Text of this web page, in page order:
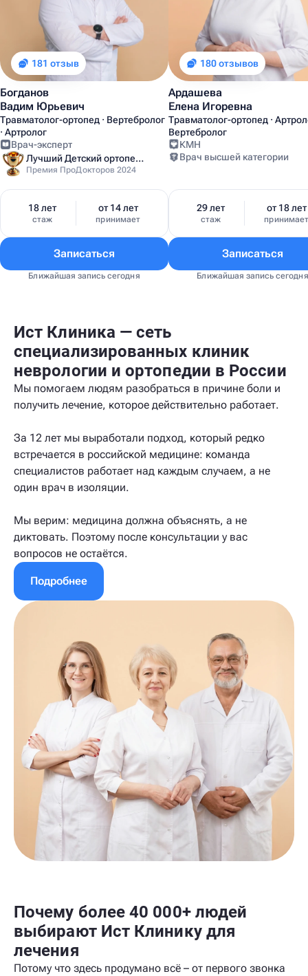
181 отзыв
Богданов
Вадим Юрьевич
Травматолог-ортопед · Вертебролог
· Артролог
Врач-эксперт
Лучший Детский ортопед Москвы
Премия ПроДокторов 2024
18 лет
стаж
от 14 лет
принимает
Записаться
Ближайшая запись сегодня
180 отзывов
Ардашева
Елена Игоревна
Травматолог-ортопед ·
Вертебролог
КМН
Врач высшей категории
29 лет
стаж
от 18 лет
принимает
Записаться
Ближайшая запись сегодня
Ист Клиника — сеть
специализированных клиник
неврологии и ортопедии в России
Мы помогаем людям разобраться в причине боли и
получить лечение, которое действительно работает.
За 12 лет мы выработали подход, который редко
встречается в российской медицине: команда
специалистов работает над каждым случаем, а не
один врач в изоляции.
Мы верим: медицина должна объяснять, а не
диктовать. Поэтому после консультации у вас
вопросов не остаётся.
Подробнее
Почему более 40 000+ людей
выбирают Ист Клинику для
лечения
Потому что здесь продумано всё – от первого звонка